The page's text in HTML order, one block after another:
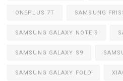
ONEPLUS 7T SAMSUNG
SAMSUNG GALAXY NOTE 9
SAMSUNG GALAXY S9
SAMSUNG GALAXY FOLD